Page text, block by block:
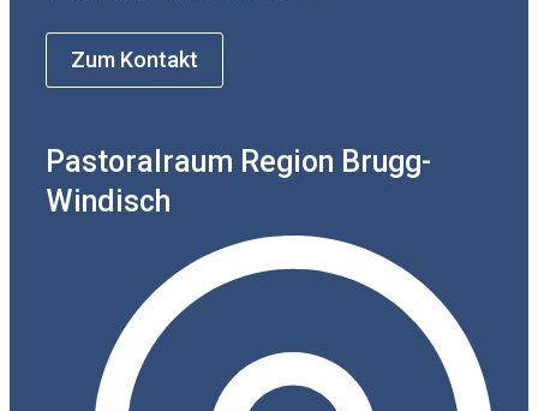
Zum Kontakt
Pastoralraum Region Brugg-
Windisch